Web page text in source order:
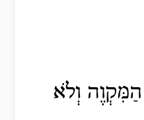
וְלֹא